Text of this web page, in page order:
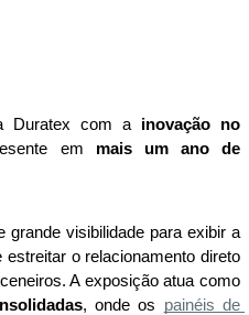
Duratex com a inovação no
em mais um ano de
grande visibilidade para exibir a
o relacionamento direto
A exposição atua como
, onde os painéis de